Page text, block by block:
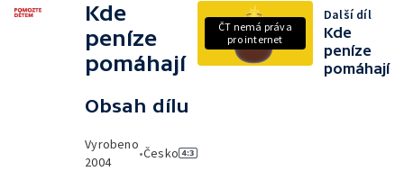
Kde
peníze
pomáhají
Obsah dílu
Vyrobeno
2004
•Česko
ČT nemá práva
pro internet
Další díl
Kde
peníze
pomáhají